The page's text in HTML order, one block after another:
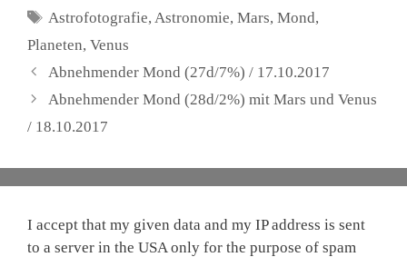
Schlagwörter
Astrofotografie, Astronomie,Mars,Mond,
Planeten, Venus
Abnehmender Mond (27d/7%) / 17.10.2017
Abnehmender Mond (28d/2%) mit Mars und Venus
/ 18.10.2017
I accept that my given data and my IP address is sent
to a server in the USA only for the purpose of spam